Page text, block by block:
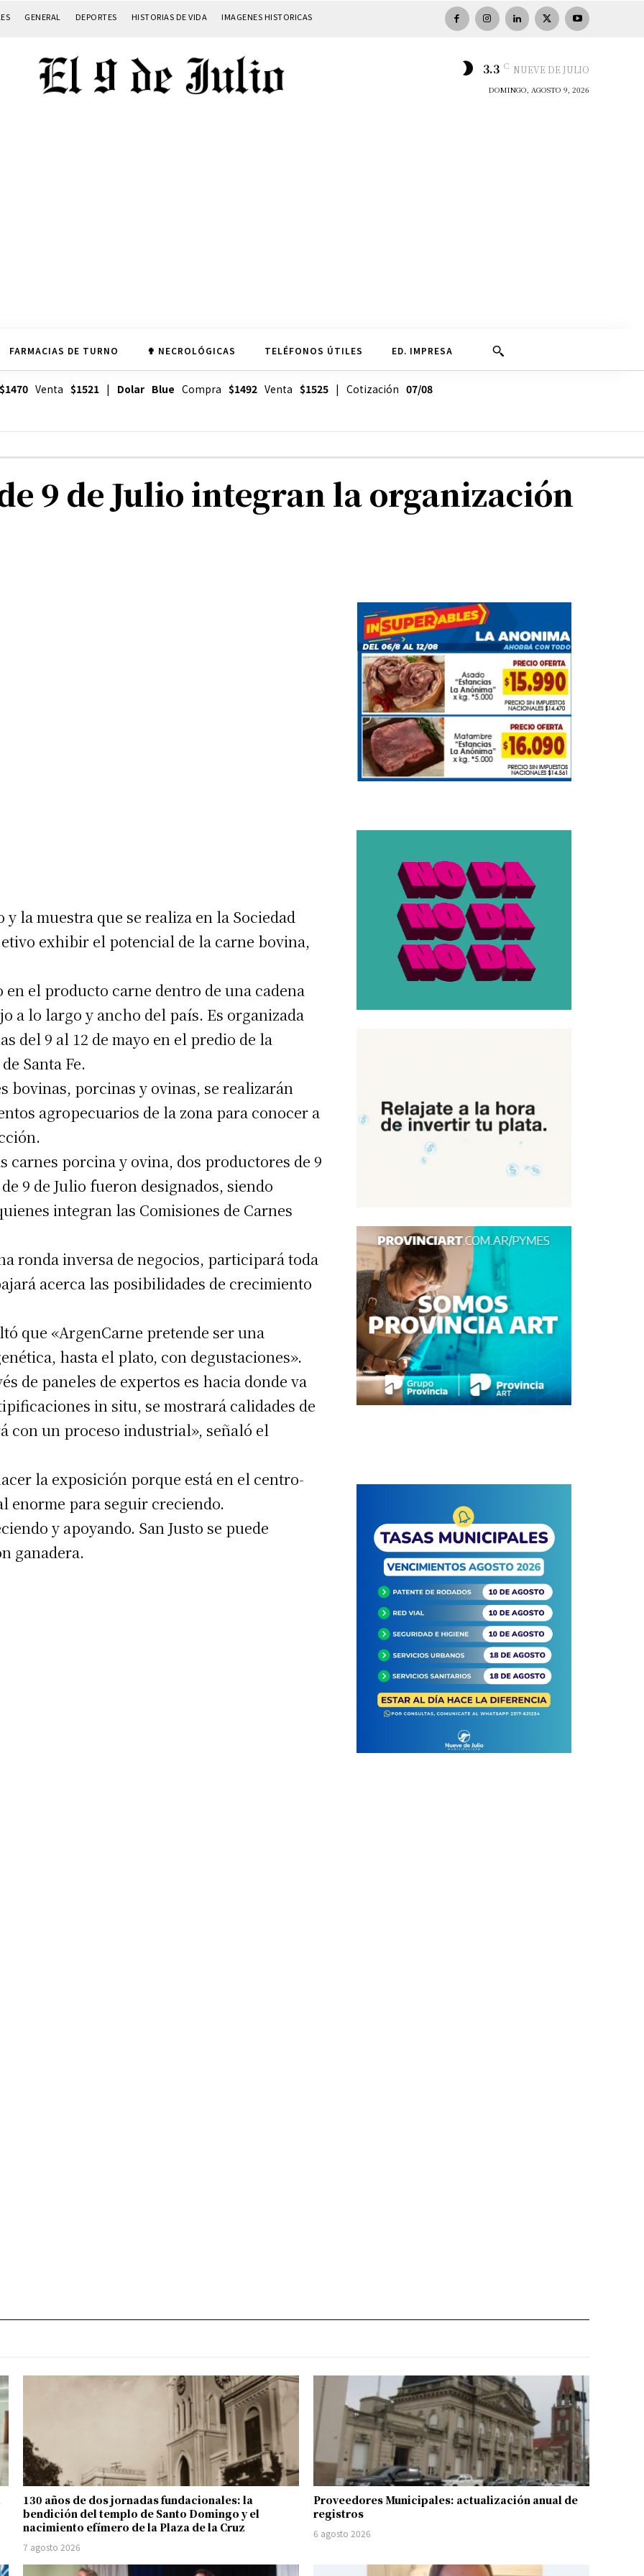
gratis
*
correo electrónico*
GENERAL DEPORTES HISTORIAS DE VIDA IMAGENES HISTORICAS
3.3 C NUEVE DE JULIO
DOMINGO, AGOSTO 9, 2026
FARMACIAS DE TURNO ✟ NECROLÓGICAS TELÉFONOS ÚTILES ED. IMPRESA
$1470Venta $1521| Dolar Blue Compra $1492Venta $1525| Cotización 07/08
9 de Julio integran la organización
la muestra que se realiza en la Sociedad
exhibir el potencial de la carne bovina,
el producto carne dentro de una cadena
a lo largo y ancho del país. Es organizada
del 9 al 12 de mayo en el predio de la
Santa Fe.
bovinas, porcinas y ovinas, se realizarán
agropecuarios de la zona para conocer a
carnes porcina y ovina, dos productores de 9
9 de Julio fueron designados, siendo
integran las Comisiones de Carnes
ronda inversa de negocios, participará toda
acerca las posibilidades de crecimiento
que «ArgenCarne pretende ser una
hasta el plato, con degustaciones».
de paneles de expertos es hacia donde va
in situ, se mostrará calidades de
con un proceso industrial», señaló el
la exposición porque está en el centro-
enorme para seguir creciendo.
y apoyando. San Justo se puede
ganadera.
130 años de dos jornadas fundacionales: la
bendición del templo de Santo Domingo y el
nacimiento efímero de la Plaza de la Cruz
7 agosto 2026
Proveedores Municipales: actualización anual de
registros
6 agosto 2026